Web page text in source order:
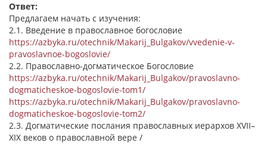
Ответ:
Предлагаем начать с изучения:
2.1. Введение в православное богословие
https://azbyka.ru/otechnik/Makarij_Bulgakov/vvedenie-v-
pravoslavnoe-bogoslovie/
2.2. Православно-догматическое Богословие
https://azbyka.ru/otechnik/Makarij_Bulgakov/pravoslavno-
dogmaticheskoe-bogoslovie-tom1/
https://azbyka.ru/otechnik/Makarij_Bulgakov/pravoslavno-
dogmaticheskoe-bogoslovie-tom2/
2.3. Догматические послания православных иерархов XVII–
XIX веков о православной вере /